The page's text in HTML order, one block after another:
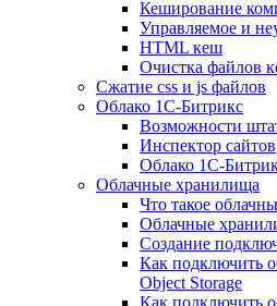
Кеширование
Управляемое и
HTML кеш
Очистка файлов
Сжатие css и js файлов
Облако 1С-Битрикс
Возможности
Инспектор сайтов
Облако 1С-
Облачные хранилища
Что такое
Облачные
Создание
Как подключить
Object Storage
Как подключить